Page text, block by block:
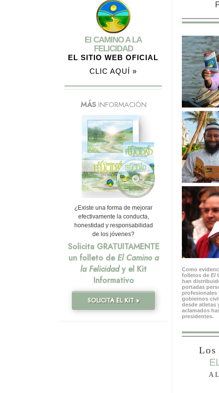
Como
folletos de El
han
portadas
profesionales
gobiernos
desde atletas
aclamados
presidentes.
A
El CAMINO A LA
FELICIDAD
EL SITIO WEB OFICIAL
CLIC AQUÍ »
MÁSINFORMACIÓN
¿Existe una forma de mejorar
efectivamente la conducta,
honestidad y responsabilidad
de los jóvenes?
Solicita GRATUITAMENTE
un folleto de El Camino a
la Felicidady el Kit
Informativo
SOLICITA EL KIT »